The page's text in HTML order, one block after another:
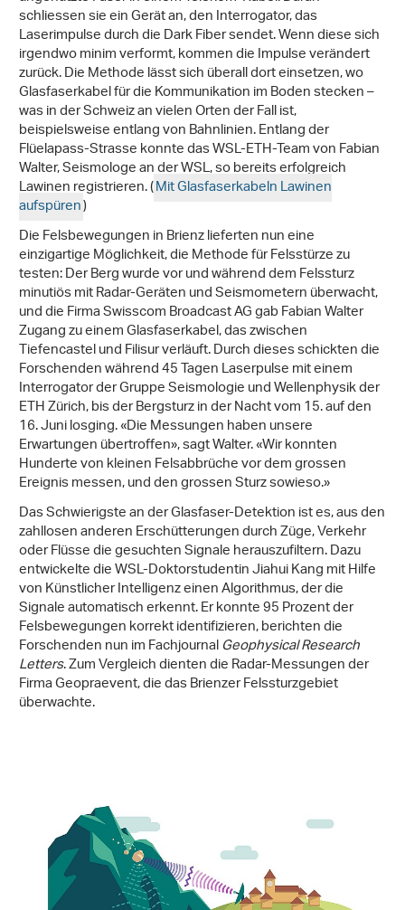
schliessen sie ein Gerät an, den Interrogator, das
Laserimpulse durch die Dark Fiber sendet. Wenn diese sich
irgendwo minim verformt, kommen die Impulse verändert
zurück. Die Methode lässt sich überall dort einsetzen, wo
Glasfaserkabel für die Kommunikation im Boden stecken –
was in der Schweiz an vielen Orten der Fall ist,
beispielsweise entlang von Bahnlinien. Entlang der
Flüelapass-Strasse konnte das WSL-ETH-Team von Fabian
Walter, Seismologe an der WSL, so bereits erfolgreich
Lawinen registrieren. (Mit Glasfaserkabeln Lawinen
aufspüren)
Die Felsbewegungen in Brienz lieferten nun eine
einzigartige Möglichkeit, die Methode für Felsstürze zu
testen: Der Berg wurde vor und während dem Felssturz
minutiös mit Radar-Geräten und Seismometern überwacht,
und die Firma Swisscom Broadcast AG gab Fabian Walter
Zugang zu einem Glasfaserkabel, das zwischen
Tiefencastel und Filisur verläuft. Durch dieses schickten die
Forschenden während 45 Tagen Laserpulse mit einem
Interrogator der Gruppe Seismologie und Wellenphysik der
ETH Zürich, bis der Bergsturz in der Nacht vom 15. auf den
16. Juni losging. «Die Messungen haben unsere
Erwartungen übertroffen», sagt Walter. «Wir konnten
Hunderte von kleinen Felsabbrüche vor dem grossen
Ereignis messen, und den grossen Sturz sowieso.»
Das Schwierigste an der Glasfaser-Detektion ist es, aus den
zahllosen anderen Erschütterungen durch Züge, Verkehr
oder Flüsse die gesuchten Signale herauszufiltern. Dazu
entwickelte die WSL-Doktorstudentin Jiahui Kang mit Hilfe
von Künstlicher Intelligenz einen Algorithmus, der die
Signale automatisch erkennt. Er konnte 95 Prozent der
Felsbewegungen korrekt identifizieren, berichten die
Forschenden nun im FachjournalGeophysical Research
Letters. Zum Vergleich dienten die Radar-Messungen der
Firma Geopraevent, die das Brienzer Felssturzgebiet
überwachte.